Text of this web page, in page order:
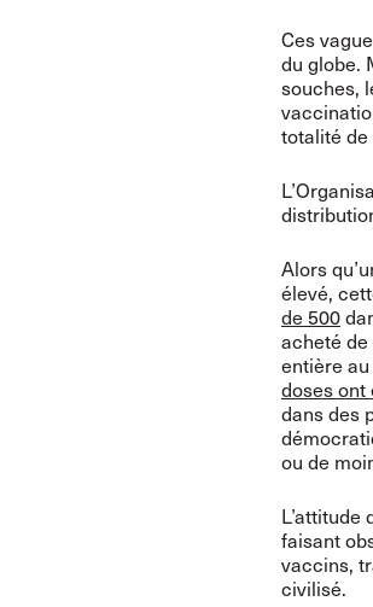
Ces
du globe.
souches,
totalité
Alors
élevé,
de 500
acheté
entière
doses ont
dans des
ou de
faisant
vaccins,
civilisé.